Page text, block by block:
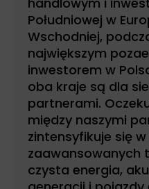
Południowej w
Wschodniej,
największym
inwestorem w
oba kraje są dla
partnerami.
między naszymi
zintensyfikuje się
zaawansowanych
czysta energia,